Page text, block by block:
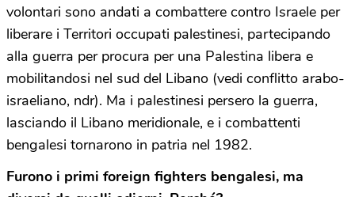
volontari sono andati a combattere contro Israele per
liberare i Territori occupati palestinesi, partecipando
alla guerra per procura per una Palestina libera e
mobilitandosi nel sud del Libano (vedi conflitto arabo-
israeliano, ndr). Ma i palestinesi persero la guerra,
lasciando il Libano meridionale, e i combattenti
bengalesi tornarono in patria nel 1982.
Furono i primi foreign fighters bengalesi, ma